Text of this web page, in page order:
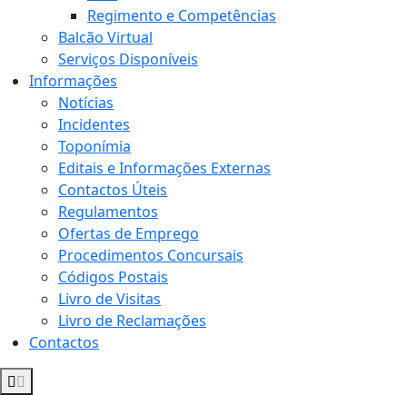
Regimento e Competências
Balcão Virtual
Serviços Disponíveis
Informações
Notícias
Incidentes
Toponímia
Editais e Informações Externas
Contactos Úteis
Regulamentos
Ofertas de Emprego
Procedimentos Concursais
Códigos Postais
Livro de Visitas
Livro de Reclamações
Contactos